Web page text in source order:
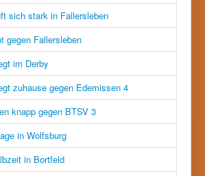
sich stark in Fallersleben
gegen Fallersleben
im Derby
zuhause gegen Edemissen 4
knapp gegen BTSV 3
in Wolfsburg
in Bortfeld